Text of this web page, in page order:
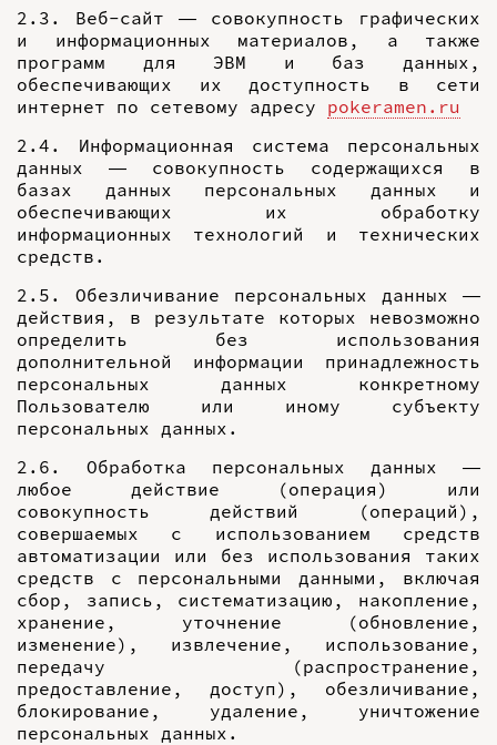
2.3. Веб-сайт — совокупность графических
и информационных материалов, а также
программ для ЭВМ и баз данных,
обеспечивающих их доступность в сети
интернет по сетевому адресу pokeramen.ru
2.4. Информационная система персональных
данных — совокупность содержащихся в
базах данных персональных данных и
обеспечивающих их обработку
информационных технологий и технических
средств.
2.5. Обезличивание персональных данных —
действия, в результате которых невозможно
определить без использования
дополнительной информации принадлежность
персональных данных конкретному
Пользователю или иному субъекту
персональных данных.
2.6. Обработка персональных данных —
любое действие (операция) или
совокупность действий (операций),
совершаемых с использованием средств
автоматизации или без использования таких
средств с персональными данными, включая
сбор, запись, систематизацию, накопление,
хранение, уточнение (обновление,
изменение), извлечение, использование,
передачу (распространение,
предоставление, доступ), обезличивание,
блокирование, удаление, уничтожение
персональных данных.